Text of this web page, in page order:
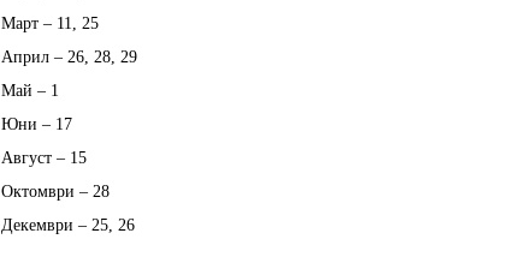
Март – 11, 25
Април – 26, 28, 29
Май – 1
Юни – 17
Август – 15
Октомври – 28
Декември – 25, 26